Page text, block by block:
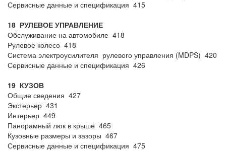
Сервисные данные и спецификация 415
18 РУЛЕВОЕ УПРАВЛЕНИЕ
Обслуживание на автомобиле 418
Рулевое колесо 418
Система электроусилителя рулевого управления (MDPS) 420
Сервисные данные и спецификация 426
19 КУЗОВ
Общие сведения 427
Экстерьер 431
Интерьер 449
Панорамный люк в крыше 465
Кузовные размеры и зазоры 467
Сервисные данные и спецификация 475